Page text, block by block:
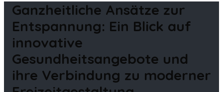
Ganzheitliche Ansätze zur
Entspannung: Ein Blick auf
innovative
Gesundheitsangebote und
ihre Verbindung zu moderner